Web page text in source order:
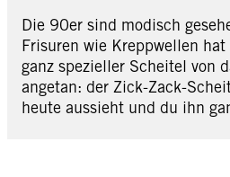
Die 90er sind modisch
Frisuren wie Kreppwellen
ganz spezieller Scheitel von
angetan: der Zick-Zack-
heute aussieht und du ihn